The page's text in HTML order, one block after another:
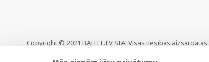
Copyright © 2021 BAJTEL.LV SIA. Visas tiesības aizsargātas.